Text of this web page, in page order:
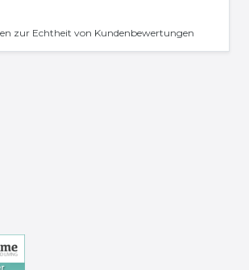
zur Echtheit von Kundenbewertungen